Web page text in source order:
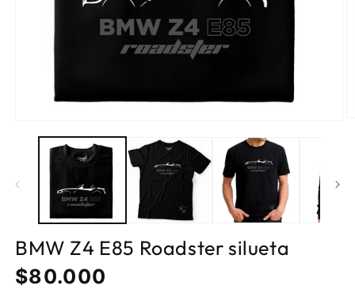
BMW Z4 E85 Roadster silueta
Precio
$80.000